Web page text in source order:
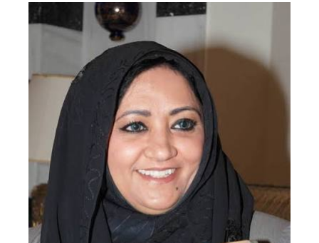
نقل عفش المنطقه العاشره 50636444 فك وتركيب ...
السبت 07 سبتمبر 2024 04:08 م